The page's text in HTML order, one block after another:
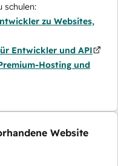
schulen:
zu Websites,
Entwickler und API
Hosting und
Website